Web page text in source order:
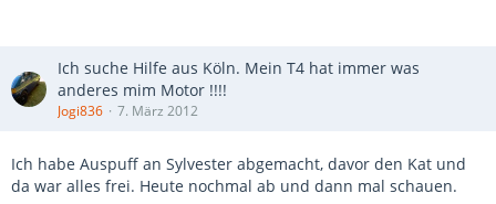
Ich suche Hilfe aus Köln. Mein T4 hat immer was
anderes mim Motor !!!!
Jogi836 7. März 2012
Ich habe Auspuff an Sylvester abgemacht, davor den Kat und
da war alles frei. Heute nochmal ab und dann mal schauen.